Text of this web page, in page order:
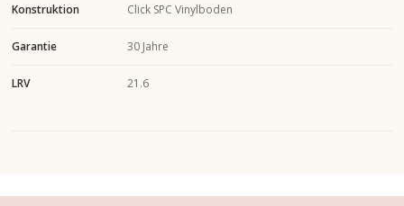
Konstruktion Click SPC Vinylboden
Garantie 30 Jahre
LRV 21.6